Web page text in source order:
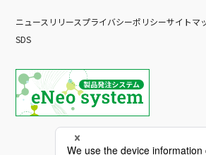
ニュースリリースプライバシーポリシーサイトマ
SDS